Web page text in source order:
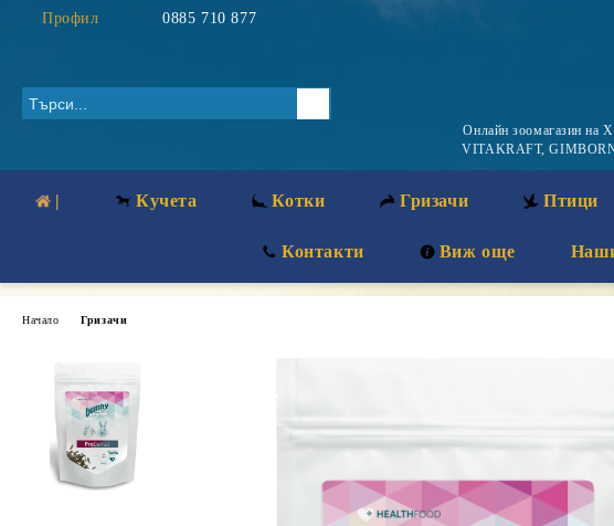
Профил 0885 710 877
Онлайн зоомагазин
VITAKRAFT,
| Кучета Котки Гризачи Птици
Контакти Виж още
Начало Гризачи